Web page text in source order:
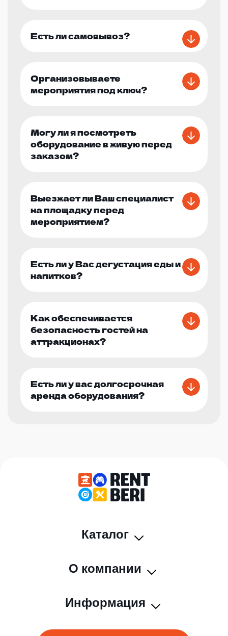
Есть ли самовывоз?
Организовываете
мероприятия под ключ?
Могу ли я посмотреть
оборудование в живую перед
заказом?
Выезжает ли Ваш специалист
на площадку перед
мероприятием?
Есть ли у Вас дегустация еды и
напитков?
Как обеспечивается
безопасность гостей на
аттракционах?
Есть ли у вас долгосрочная
аренда оборудования?
Каталог
О компании
Информация